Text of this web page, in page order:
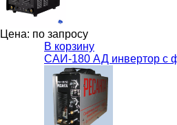
Цена: по запросу
В корзину
САИ-180 АД инвертор с